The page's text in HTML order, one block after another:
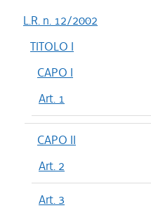
L.R. n. 12/2002
TITOLO I
CAPO I
Art. 1
CAPO II
Art. 2
Art. 3